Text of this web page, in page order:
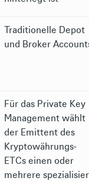
Traditionelle Depot
und Broker
Für das Private Key
Management wählt
der Emittent des
Kryptowährungs-
ETCs einen oder
mehrere